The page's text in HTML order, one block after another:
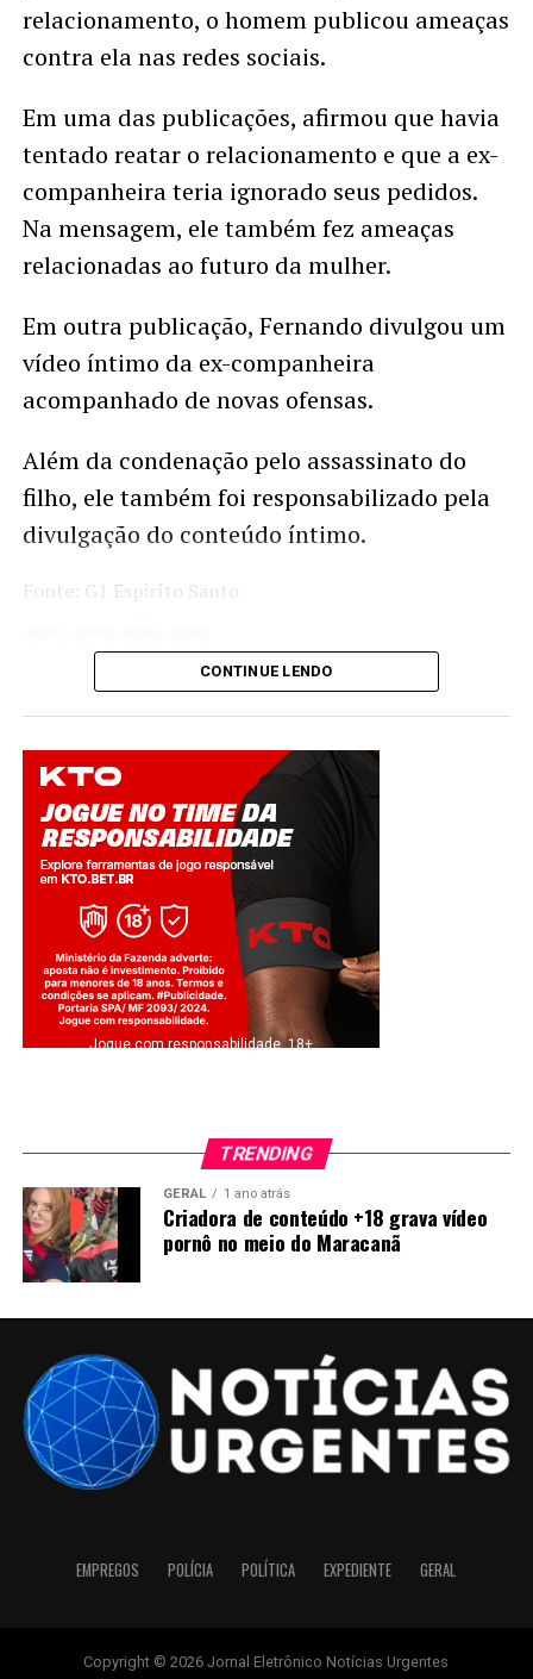
relacionamento, o homem publicou ameaças
contra ela nas redes sociais.
Em uma das publicações, afirmou que havia
tentado reatar o relacionamento e que a ex-
companheira teria ignorado seus pedidos.
Na mensagem, ele também fez ameaças
relacionadas ao futuro da mulher.
Em outra publicação, Fernando divulgou um
vídeo íntimo da ex-companheira
acompanhado de novas ofensas.
Além da condenação pelo assassinato do
filho, ele também foi responsabilizado pela
divulgação do conteúdo íntimo.
Fonte: G1 Espiríto Santo
Twitter
Facebook
WhatsApp
Share
CONTINUE LENDO
Jogue com responsabilidade. 18+
TRENDING
GERAL 1 ano atrás
Criadora de conteúdo +18 grava vídeo
pornô no meio do Maracanã
EMPREGOS POLÍCIA POLÍTICA EXPEDIENTE GERAL
Copyright © 2026 Jornal Eletrônico Notícias Urgentes